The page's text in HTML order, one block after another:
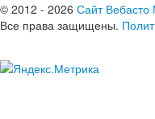
© 2012 - 2026 Сайт Вебасто
Все права защищены.